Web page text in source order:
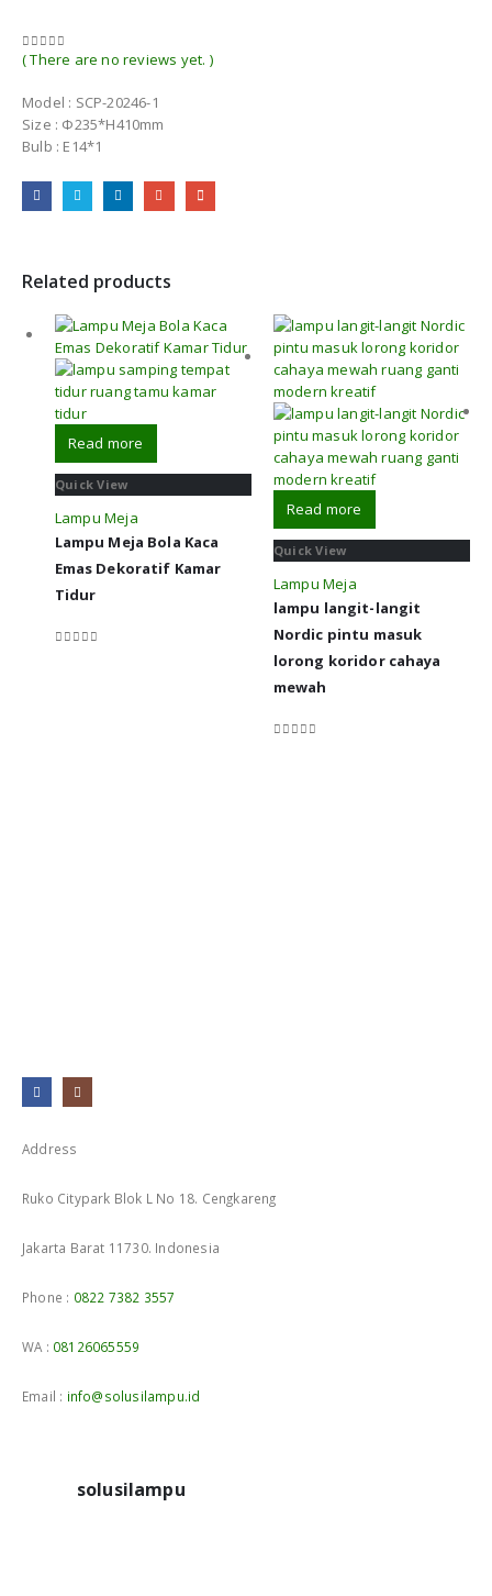
0out of 5
( There are no reviews yet. )
Model : SCP-20246-1
Size : Φ235*H410mm
Bulb : E14*1
Related products
Read more
Quick View
Lampu Meja
Lampu Meja Bola Kaca
Emas Dekoratif Kamar
Tidur
Read more
Quick View
Lampu Meja
lampu langit-langit
Nordic pintu masuk
lorong koridor cahaya
mewah
Address
Ruko Citypark Blok L No 18. Cengkareng
Jakarta Barat 11730. Indonesia
Phone : 0822 7382 3557
WA : 08126065559
Email : info@solusilampu.id
solusilampu